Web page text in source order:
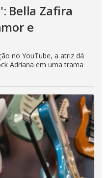
Bella Zafira
e
no YouTube, a atriz dá
Adriana em uma trama